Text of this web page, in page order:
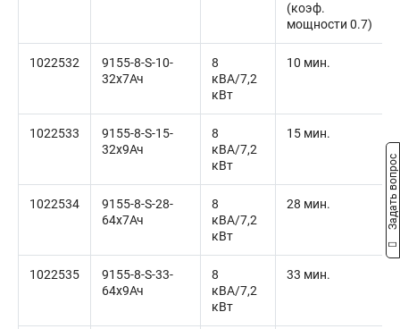
(коэф.
мощности 0.7)
1022532
9155-8-S-10-
32x7Ач
8
кВА/7,2
кВт
10 мин.
1022533
9155-8-S-15-
32x9Ач
8
кВА/7,2
кВт
15 мин.
1022534
9155-8-S-28-
64x7Ач
8
кВА/7,2
кВт
28 мин.
1022535
9155-8-S-33-
64x9Ач
8
кВА/7,2
кВт
33 мин.
Задать вопрос